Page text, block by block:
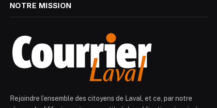
NOTRE MISSION
Rejoindre l’ensemble des citoyens de Laval, et ce, par notre